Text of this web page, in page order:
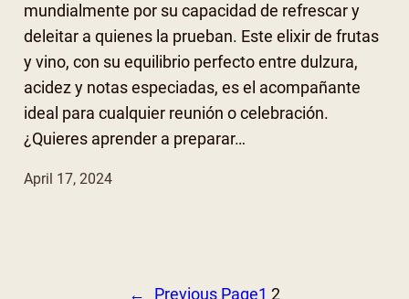
mundialmente por su capacidad de refrescar y
deleitar a quienes la prueban. Este elixir de frutas
y vino, con su equilibrio perfecto entre dulzura,
acidez y notas especiadas, es el acompañante
ideal para cualquier reunión o celebración.
¿Quieres aprender a preparar…
April 17, 2024
← Previous Page1 2